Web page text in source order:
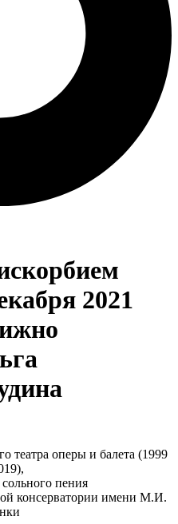
2021
театра оперы и балета (1999
пения
консерватории имени М.И.